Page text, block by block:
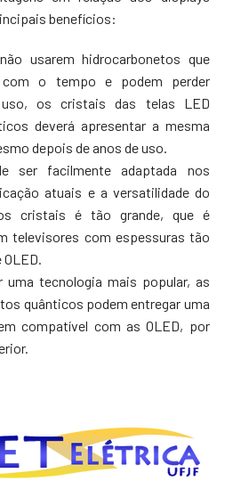
benefícios:
usarem hidrocarbonetos que
com o tempo e podem perder
os cristais das telas LED
deverá apresentar a mesma
depois de anos de uso.
ser facilmente adaptada nos
atuais e a versatilidade do
cristais é tão grande, que é
televisores com espessuras tão
uma tecnologia mais popular, as
quânticos podem entregar uma
compatível com as OLED, por